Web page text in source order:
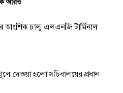
আরও
আংশিক চালু এলএনজি টার্মিনাল
দেওয়া হলো সচিবালয়ের প্রধান